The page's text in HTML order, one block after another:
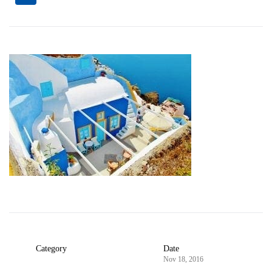
Category Date
Nov 18, 2016